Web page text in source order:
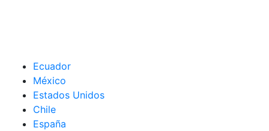
Ecuador
México
Estados Unidos
Chile
España